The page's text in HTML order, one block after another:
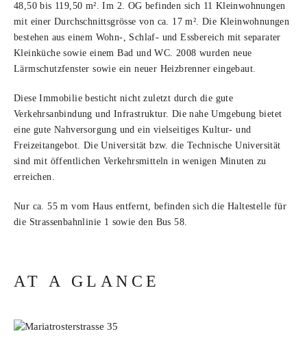
48,50 bis 119,50 m². Im 2. OG befinden sich 11 Kleinwohnungen
mit einer Durchschnittsgrösse von ca. 17 m². Die Kleinwohnungen
bestehen aus einem Wohn-, Schlaf- und Essbereich mit separater
Kleinküche sowie einem Bad und WC. 2008 wurden neue
Lärmschutzfenster sowie ein neuer Heizbrenner eingebaut.
Diese Immobilie besticht nicht zuletzt durch die gute
Verkehrsanbindung und Infrastruktur. Die nahe Umgebung bietet
eine gute Nahversorgung und ein vielseitiges Kultur- und
Freizeitangebot. Die Universität bzw. die Technische Universität
sind mit öffentlichen Verkehrsmitteln in wenigen Minuten zu
erreichen.
Nur ca. 55 m vom Haus entfernt, befinden sich die Haltestelle für
die Strassenbahnlinie 1 sowie den Bus 58.
AT A GLANCE